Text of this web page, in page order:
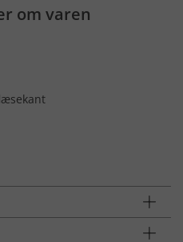
om varen